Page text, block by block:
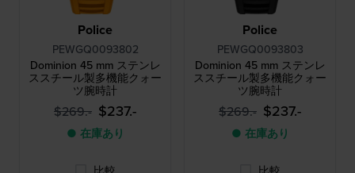
Police
PEWGQ0093802
Dominion 45 mm ステンレ
ススチール製多機能クォー
ツ腕時計
$269.- $237.-
● 在庫あり
Police
PEWGQ0093803
Dominion 45 mm ステンレ
ススチール製多機能クォー
ツ腕時計
$269.- $237.-
● 在庫あり